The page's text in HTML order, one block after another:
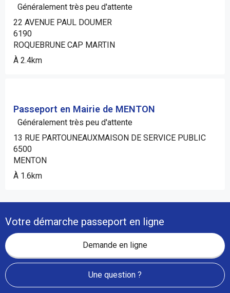
Généralement très peu d'attente
22 AVENUE PAUL DOUMER
6190
ROQUEBRUNE CAP MARTIN
À 2.4km
Passeport en Mairie de MENTON
Généralement très peu d'attente
13 RUE PARTOUNEAUXMAISON DE SERVICE PUBLIC
6500
MENTON
À 1.6km
Votre démarche passeport en ligne
Demande en ligne
Une question ?